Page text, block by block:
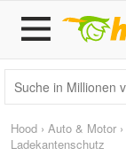
Hood › Auto & Motor ›
Ladekantenschutz